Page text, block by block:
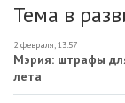
Тема в
2 февраля, 13:57
Мэрия: штрафы
лета